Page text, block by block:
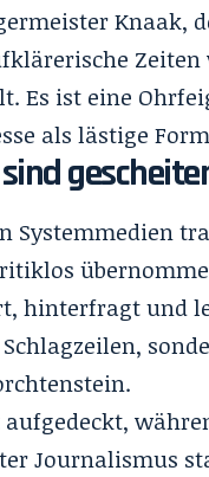
Knaak,
Es ist eine
als lästige
Systemmedien
hinterfragt und
aufgedeckt,
Journalismus